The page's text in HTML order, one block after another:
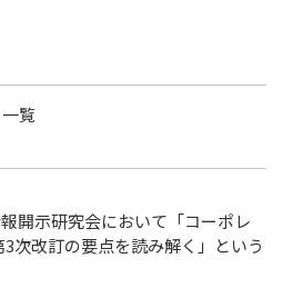
覧
開示研究会において「コーポレ
次改訂の要点を読み解く」という